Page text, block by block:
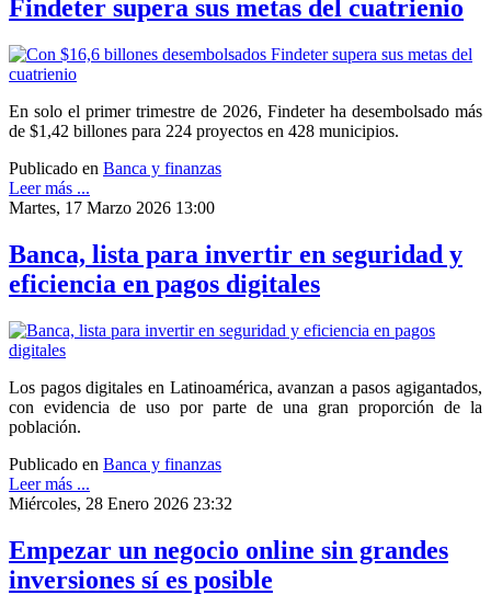
Findeter supera sus metas del cuatrienio
En solo el primer trimestre de 2026, Findeter ha desembolsado más
de $1,42 billones para 224 proyectos en 428 municipios.
Publicado en Banca y finanzas
Leer más ...
Martes, 17 Marzo 2026 13:00
Banca, lista para invertir en seguridad y
eficiencia en pagos digitales
Los pagos digitales en Latinoamérica, avanzan a pasos agigantados,
con evidencia de uso por parte de una gran proporción de la
población.
Publicado en Banca y finanzas
Leer más ...
Miércoles, 28 Enero 2026 23:32
Empezar un negocio online sin grandes
inversiones sí es posible